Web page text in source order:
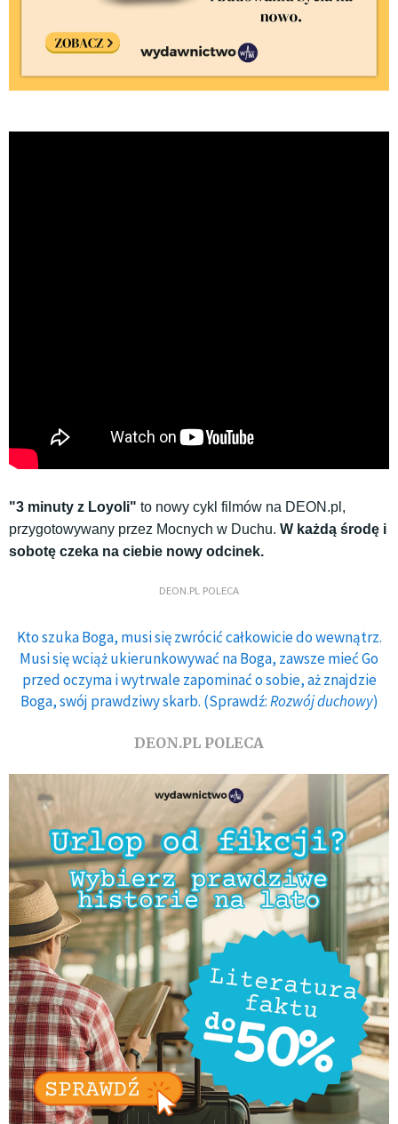
"3 minuty z Loyoli" to nowy cykl filmów na DEON.pl,
przygotowywany przez Mocnych w Duchu. W każdą środę i
sobotę czeka na ciebie nowy odcinek.
DEON.PL POLECA
Kto szuka Boga, musi się zwrócić całkowicie do wewnątrz.
Musi się wciąż ukierunkowywać na Boga, zawsze mieć Go
przed oczyma i wytrwale zapominać o sobie, aż znajdzie
Boga, swój prawdziwy skarb. (Sprawdź:Rozwój duchowy)
DEON.PL POLECA